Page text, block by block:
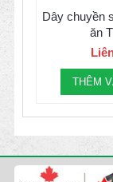
Dây chuyền
ăn
THÊM